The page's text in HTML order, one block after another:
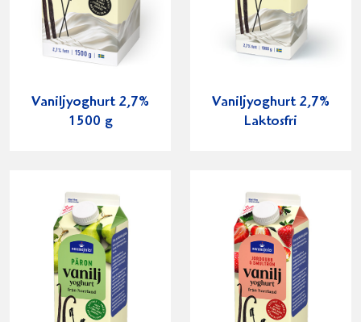
Vaniljyoghurt 2,7%
1500 g
Vaniljyoghurt 2,7%
Laktosfri